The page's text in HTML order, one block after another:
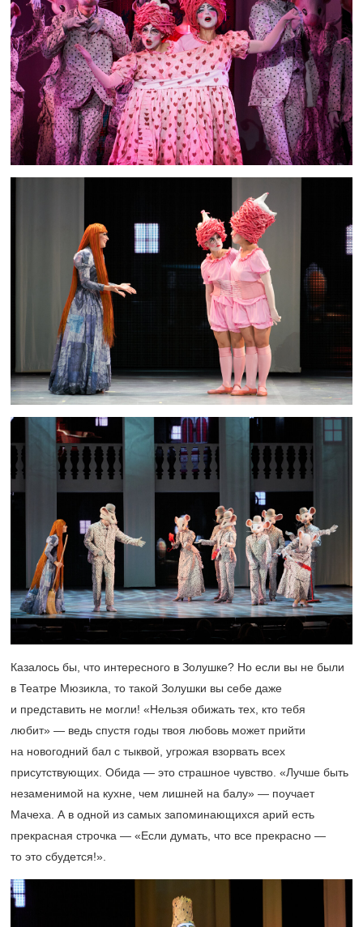
Казалось бы, что интересного в Золушке? Но если вы не были
в Театре Мюзикла, то такой Золушки вы себе даже
и представить не могли! «Нельзя обижать тех, кто тебя
любит» — ведь спустя годы твоя любовь может прийти
на новогодний бал с тыквой, угрожая взорвать всех
присутствующих. Обида — это страшное чувство. «Лучше быть
незаменимой на кухне, чем лишней на балу» — поучает
Мачеха. А в одной из самых запоминающихся арий есть
прекрасная строчка — «Если думать, что все прекрасно —
то это сбудется!».